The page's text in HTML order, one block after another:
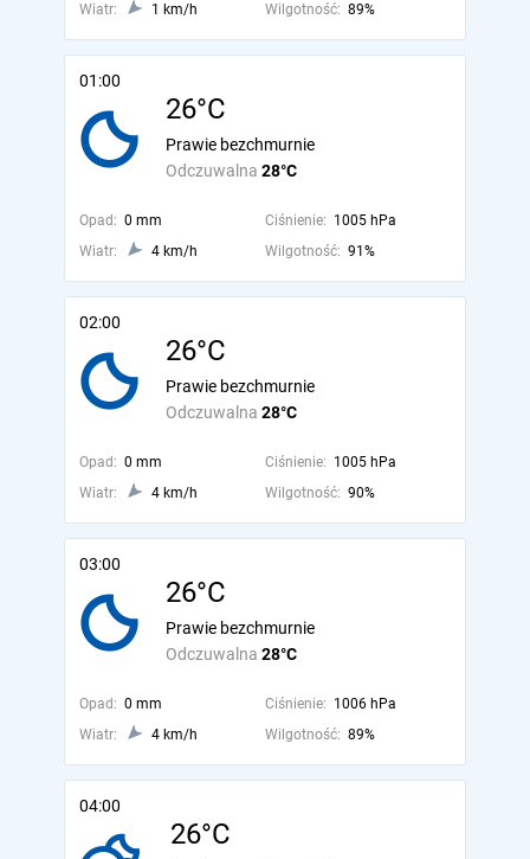
Wiatr:
1 km/h Wilgotność: 89%
01:00
26°C
Odczuwalna 28°C
Prawie bezchmurnie
Opad: 0 mm Ciśnienie: 1005 hPa
Wiatr:
4 km/h Wilgotność: 91%
02:00
26°C
Odczuwalna 28°C
Prawie bezchmurnie
Opad: 0 mm Ciśnienie: 1005 hPa
Wiatr:
4 km/h Wilgotność: 90%
03:00
26°C
Odczuwalna 28°C
Prawie bezchmurnie
Opad: 0 mm Ciśnienie: 1006 hPa
Wiatr:
4 km/h Wilgotność: 89%
04:00
26°C